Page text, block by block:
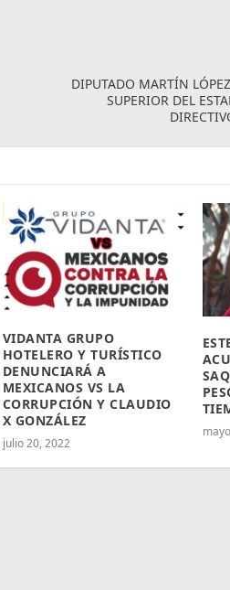
DIPUTADO MARTÍN
SUPERIOR DEL
VIDANTA GRUPO
HOTELERO Y TURÍSTICO
DENUNCIARÁ A
MEXICANOS VS LA
CORRUPCIÓN Y CLAUDIO
X GONZÁLEZ
julio 20, 2022